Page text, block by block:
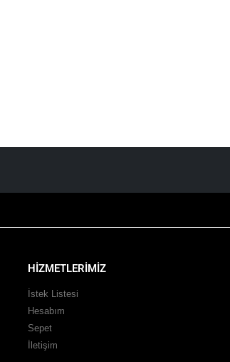
HİZMETLERİMİZ
İstek Listesi
Hesabım
Sepet
İletişim